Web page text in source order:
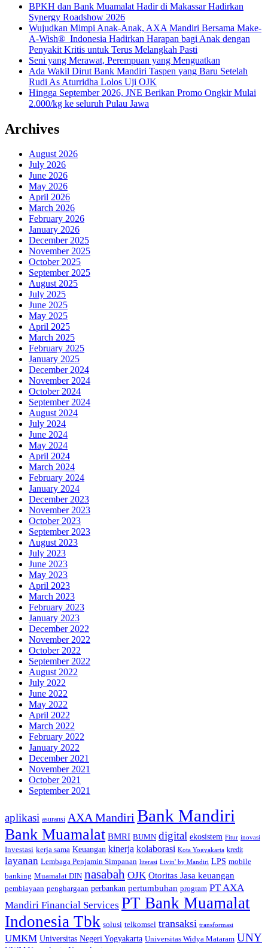
BPKH dan Bank Muamalat Hadir di Makassar Hadirkan
Synergy Roadshow 2026
Wujudkan Mimpi Anak-Anak, AXA Mandiri Bersama Make-
A-Wish® Indonesia Hadirkan Harapan bagi Anak dengan
Penyakit Kritis untuk Terus Melangkah Pasti
Seni yang Merawat, Perempuan yang Menguatkan
Ada Wakil Dirut Bank Mandiri Taspen yang Baru Setelah
Rudi As Aturridha Lolos Uji OJK
Hingga September 2026, JNE Berikan Promo Ongkir Mulai
2.000/kg ke seluruh Pulau Jawa
Archives
August 2026
July 2026
June 2026
May 2026
April 2026
March 2026
February 2026
January 2026
December 2025
November 2025
October 2025
September 2025
August 2025
July 2025
June 2025
May 2025
April 2025
March 2025
February 2025
January 2025
December 2024
November 2024
October 2024
September 2024
August 2024
July 2024
June 2024
May 2024
April 2024
March 2024
February 2024
January 2024
December 2023
November 2023
October 2023
September 2023
August 2023
July 2023
June 2023
May 2023
April 2023
March 2023
February 2023
January 2023
December 2022
November 2022
October 2022
September 2022
August 2022
July 2022
June 2022
May 2022
April 2022
March 2022
February 2022
January 2022
December 2021
November 2021
October 2021
September 2021
aplikasi asuransi AXA Mandiri Bank Mandiri
Bank Muamalat BMRI BUMN digital ekosistem Fitur inovasi
Investasi kerja sama Keuangan kinerja kolaborasi Kota Yogyakarta kredit
layanan Lembaga Penjamin Simpanan literasi Livin' by Mandiri LPS mobile
banking Muamalat DIN nasabah OJK Otoritas Jasa keuangan
pembiayaan penghargaan perbankan pertumbuhan program PT AXA
Mandiri Financial Services PT Bank Muamalat
Indonesia Tbk solusi telkomsel transaksi transformasi
UMKM Universitas Negeri Yogyakarta Universitas Widya Mataram UNY